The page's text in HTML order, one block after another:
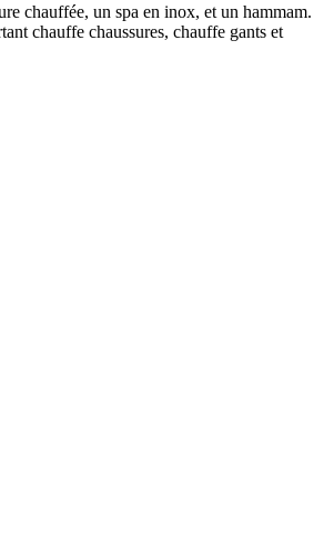
chauffée, un spa en inox, et un hammam.
chauffe chaussures, chauffe gants et